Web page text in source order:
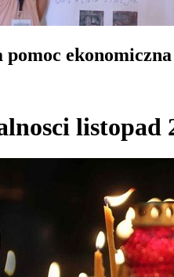
pomoc
listopad